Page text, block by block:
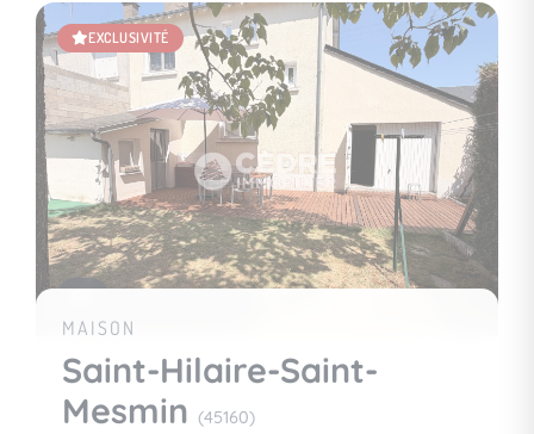
EXCLUSIVITÉ
MAISON
Saint-Hilaire-Saint-
Mesmin (45160)